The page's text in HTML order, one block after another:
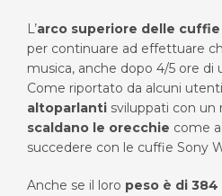
L’arco superiore delle cuffie
per continuare ad effettuare
musica, anche dopo 4/5 ore di
Come riportato da alcuni
altoparlanti sviluppati con un
scaldano le orecchie come
succedere con le cuffie Sony
Anche se il loro peso è di 384